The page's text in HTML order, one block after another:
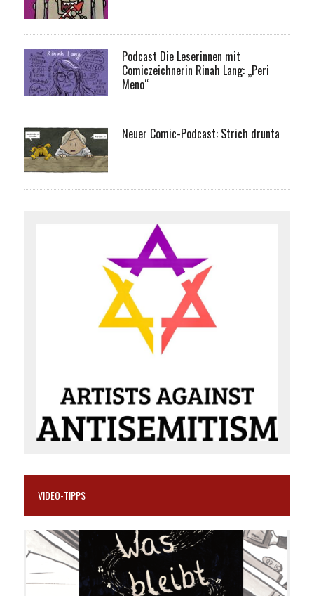
Podcast Die Leserinnen mit
Comiczeichnerin Rinah Lang: „Peri
Meno“
Neuer Comic-Podcast: Strich drunta
VIDEO-TIPPS